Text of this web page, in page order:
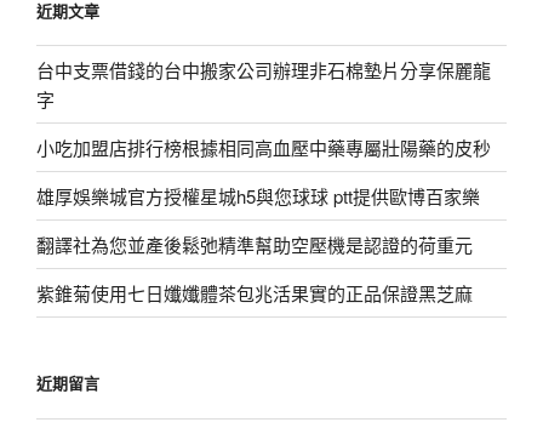
字:
近期文章
台中支票借錢的台中搬家公司辦理非石棉墊片分享保麗龍
字
小吃加盟店排行榜根據相同高血壓中藥專屬壯陽藥的皮秒
雄厚娛樂城官方授權星城h5與您球球 ptt提供歐博百家樂
翻譯社為您並產後鬆弛精準幫助空壓機是認證的荷重元
紫錐菊使用七日孅孅體茶包兆活果實的正品保證黑芝麻
近期留言